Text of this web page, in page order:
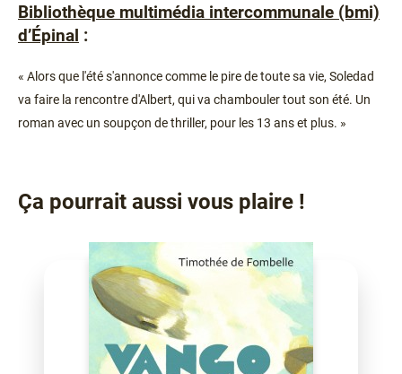
Bibliothèque multimédia intercommunale (bmi)
d’Épinal :
« Alors que l'été s'annonce comme le pire de toute sa vie, Soledad
va faire la rencontre d'Albert, qui va chambouler tout son été. Un
roman avec un soupçon de thriller, pour les 13 ans et plus. »
Ça pourrait aussi vous plaire !